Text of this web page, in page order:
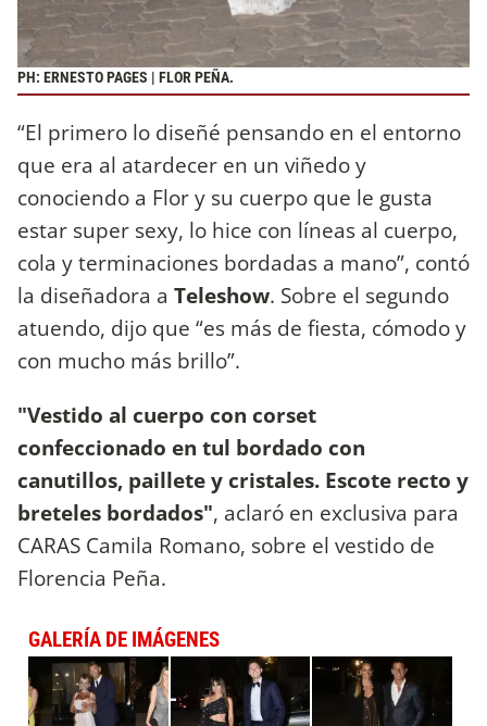
PH: ERNESTO PAGES | FLOR PEÑA.
“El primero lo diseñé pensando en el entorno
que era al atardecer en un viñedo y
conociendo a Flor y su cuerpo que le gusta
estar super sexy, lo hice con líneas al cuerpo,
cola y terminaciones bordadas a mano”, contó
la diseñadora a Teleshow. Sobre el segundo
atuendo, dijo que “es más de fiesta, cómodo y
con mucho más brillo”.
"Vestido al cuerpo con corset
confeccionado en tul bordado con
canutillos, paillete y cristales. Escote recto y
breteles bordados", aclaró en exclusiva para
CARAS Camila Romano, sobre el vestido de
Florencia Peña.
GALERÍA DE IMÁGENES